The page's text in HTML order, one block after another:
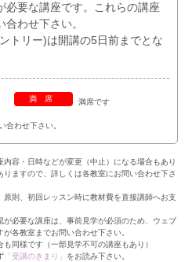
必要な講座です。これらの講座
わせ下さい。
トリー)は開講の5日前までとな
満席 満席です
合わせ下さい。
容・日時などが変更（中止）になる場合もあり
ますので、詳しくは各教室にお問い合わせ下さ
則、初回レッスン時に教材費を直接講師へお支
必要な講座は、事前見学が必須のため、ウェブ
各教室までお問い合わせ下さい。
同様です（一部見学不可の講座もあり）
「受講のきまり」 をお読み下さい。